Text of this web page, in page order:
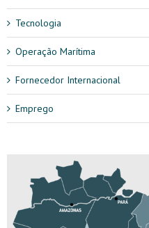
Tecnologia
Operação Marítima
Fornecedor Internacional
Emprego